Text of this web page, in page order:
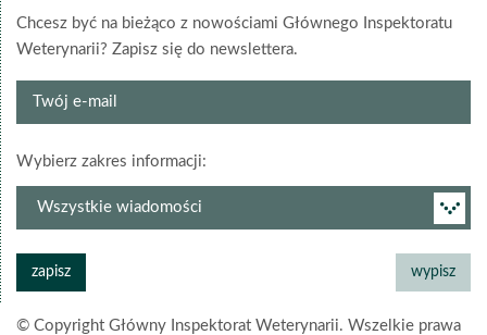
Chcesz być na bieżąco z nowościami Głównego Inspektoratu
Weterynarii? Zapisz się do newslettera.
Twój
Wybierz zakres informacji:
newslettera
© Copyright Główny Inspektorat Weterynarii. Wszelkie prawa